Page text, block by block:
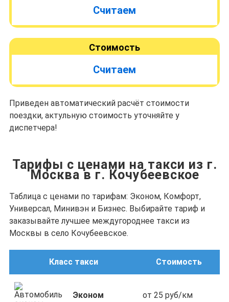
Считаем
Стоимость
Считаем
Приведен автоматический расчёт стоимости
поездки, актульную стоимость уточняйте у
диспетчера!
Тарифы с ценами на такси из г.
Москва в г. Кочубеевское
Таблица с ценами по тарифам: Эконом, Комфорт,
Универсал, Минивэн и Бизнес. Выбирайте тариф и
заказывайте лучшее междугороднее такси из
Москвы в село Кочубеевское.
Класс такси Стоимость
Эконом от 25 руб/км